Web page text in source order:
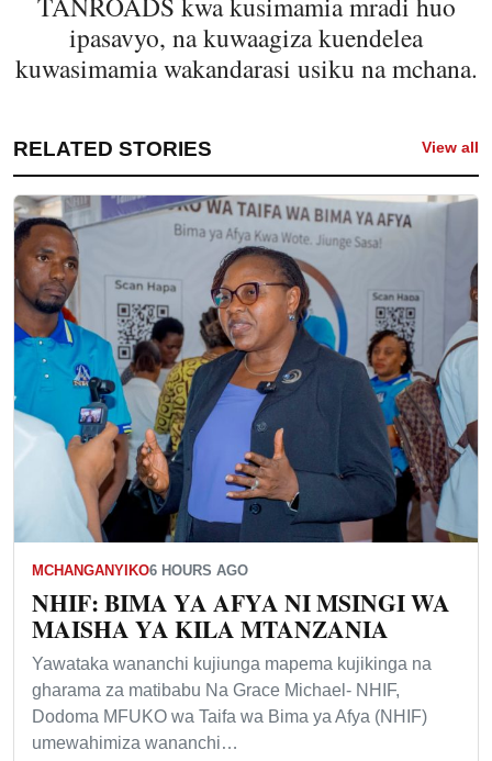
ipasavyo, na kuwaagiza kuendelea
kuwasimamia wakandarasi usiku na mchana.
RELATED STORIES View all
MCHANGANYIKO6 HOURS AGO
NHIF: BIMA YA AFYA NI MSINGI WA
MAISHA YA KILA MTANZANIA
Yawataka wananchi kujiunga mapema kujikinga na
gharama za matibabu Na Grace Michael- NHIF,
Dodoma MFUKO wa Taifa wa Bima ya Afya (NHIF)
umewahimiza wananchi…